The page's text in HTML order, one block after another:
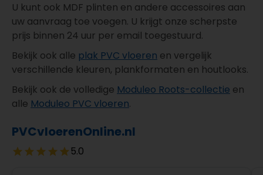
U kunt ook MDF plinten en andere accessoires aan
uw aanvraag toe voegen. U krijgt onze scherpste
prijs binnen 24 uur per email toegestuurd.
Bekijk ook alle plak PVC vloeren en vergelijk
verschillende kleuren, plankformaten en houtlooks.
Bekijk ook de volledige Moduleo Roots-collectie en
alle Moduleo PVC vloeren.
PVCvloerenOnline.nl
5.0